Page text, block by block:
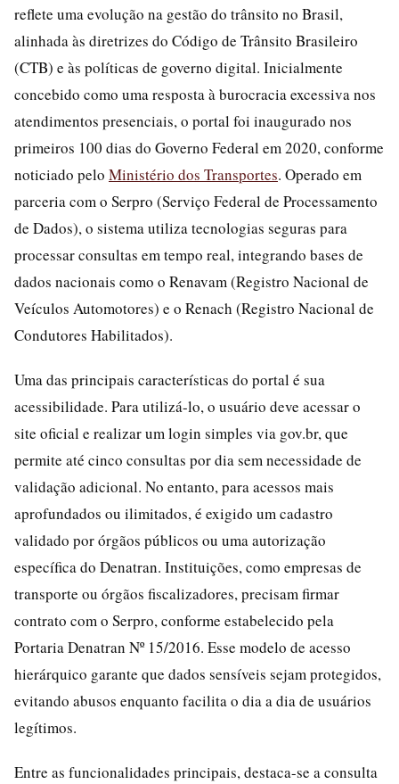
reflete uma evolução na gestão do trânsito no Brasil,
alinhada às diretrizes do Código de Trânsito Brasileiro
(CTB) e às políticas de governo digital. Inicialmente
concebido como uma resposta à burocracia excessiva nos
atendimentos presenciais, o portal foi inaugurado nos
primeiros 100 dias do Governo Federal em 2020, conforme
noticiado pelo Ministério dos Transportes. Operado em
parceria com o Serpro (Serviço Federal de Processamento
de Dados), o sistema utiliza tecnologias seguras para
processar consultas em tempo real, integrando bases de
dados nacionais como o Renavam (Registro Nacional de
Veículos Automotores) e o Renach (Registro Nacional de
Condutores Habilitados).
Uma das principais características do portal é sua
acessibilidade. Para utilizá-lo, o usuário deve acessar o
site oficial e realizar um login simples via gov.br, que
permite até cinco consultas por dia sem necessidade de
validação adicional. No entanto, para acessos mais
aprofundados ou ilimitados, é exigido um cadastro
validado por órgãos públicos ou uma autorização
específica do Denatran. Instituições, como empresas de
transporte ou órgãos fiscalizadores, precisam firmar
contrato com o Serpro, conforme estabelecido pela
Portaria Denatran Nº 15/2016. Esse modelo de acesso
hierárquico garante que dados sensíveis sejam protegidos,
evitando abusos enquanto facilita o dia a dia de usuários
legítimos.
Entre as funcionalidades principais, destaca-se a consulta